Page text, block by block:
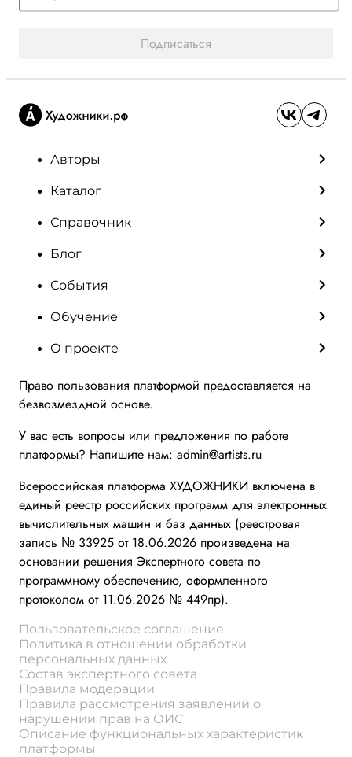
Подписаться
Авторы
Каталог
Справочник
Блог
События
Обучение
О проекте
Право пользования платформой предоставляется на
безвозмездной основе.
У вас есть вопросы или предложения по работе
платформы? Напишите нам: admin@artists.ru
Всероссийская платформа ХУДОЖНИКИ включена в
единый реестр российских программ для электронных
вычислительных машин и баз данных (реестровая
запись № 33925 от 18.06.2026 произведена на
основании решения Экспертного совета по
программному обеспечению, оформленного
протоколом от 11.06.2026 № 449пр).
Пользовательское соглашение
Политика в отношении обработки
персональных данных
Состав экспертного совета
Правила модерации
Правила рассмотрения заявлений о
нарушении прав на ОИС
Описание функциональных характеристик
платформы